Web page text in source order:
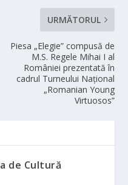
URMĂTORUL
Piesa „Elegie” compusă de
M.S. Regele Mihai I al
României prezentată în
cadrul Turneului Național
„Romanian Young
Virtuosos”
de Cultură